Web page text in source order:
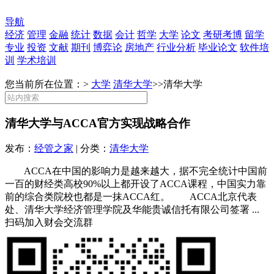
导航
经济 管理 金融 统计 数据 会计 哲学 大学 论文 考研考博 留学
专业 投资 文献 期刊 博弈论 房地产 行业分析 毕业论文 软件培
训 学术培训
您当前所在位置：> 大学 清华大学>>清华大学
清华大学与ACCA官方实现战略合作
发布： 经管之家 | 分类： 清华大学
ACCA在中国的影响力是越来越大，据不完全统计中国前
一百的财经类高校90%以上都开设了ACCA课程，中国实力靠
前的综合类院校也都是一抹ACCA红。 ACCA北京代表
处、清华大学经济管理学院及华能贵诚信托有限公司签署 ...
扫码加入财会交流群